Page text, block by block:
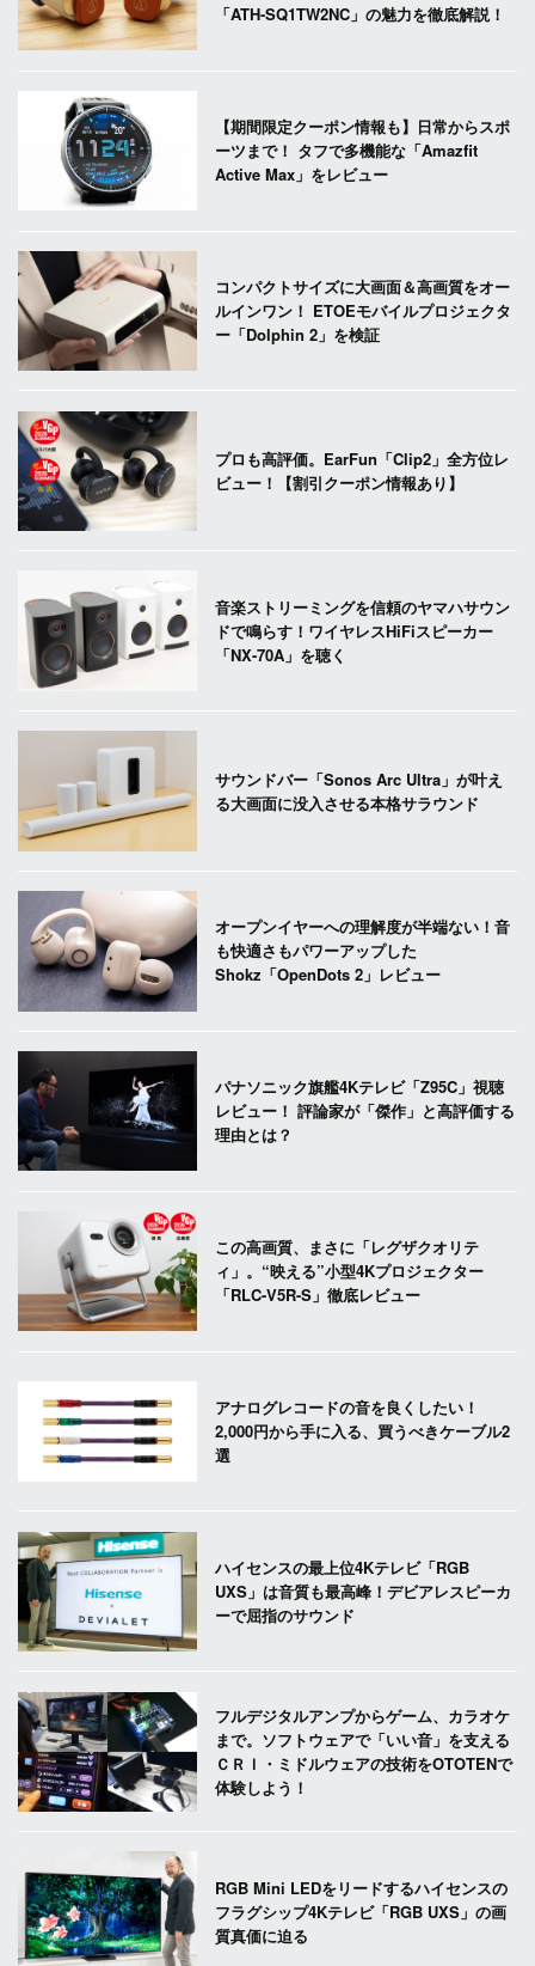
「ATH-SQ1TW2NC」の魅力を徹底解説！
【期間限定クーポン情報も】日常からスポ
ーツまで！ タフで多機能な「Amazfit
Active Max」をレビュー
コンパクトサイズに大画面＆高画質をオー
ルインワン！ ETOEモバイルプロジェクタ
ー「Dolphin 2」を検証
プロも高評価。EarFun「Clip2」全方位レ
ビュー！【割引クーポン情報あり】
音楽ストリーミングを信頼のヤマハサウン
ドで鳴らす！ワイヤレスHiFiスピーカー
「NX-70A」を聴く
サウンドバー「Sonos Arc Ultra」が叶え
る大画面に没入させる本格サラウンド
オープンイヤーへの理解度が半端ない！音
も快適さもパワーアップした
Shokz「OpenDots 2」レビュー
パナソニック旗艦4Kテレビ「Z95C」視聴
レビュー！ 評論家が「傑作」と高評価する
理由とは？
この高画質、まさに「レグザクオリテ
ィ」。“映える”小型4Kプロジェクター
「RLC-V5R-S」徹底レビュー
アナログレコードの音を良くしたい！
2,000円から手に入る、買うべきケーブル2
選
ハイセンスの最上位4Kテレビ「RGB
UXS」は音質も最高峰！デビアレスピーカ
ーで屈指のサウンド
フルデジタルアンプからゲーム、カラオケ
まで。ソフトウェアで「いい音」を支える
ＣＲＩ・ミドルウェアの技術をOTOTENで
体験しよう！
RGB Mini LEDをリードするハイセンスの
フラグシップ4Kテレビ「RGB UXS」の画
質真価に迫る